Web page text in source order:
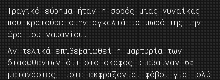
Τραγικό εύρημα ήταν η σορός μιας γυναίκας
που κρατούσε στην αγκαλιά το μωρό της την
ώρα του ναυαγίου.
Αν τελικά επιβεβαιωθεί η μαρτυρία των
διασωθέντων ότι στο σκάφος επέβαιναν 65
μετανάστες, τότε εκφράζονται φόβοι για πολύ